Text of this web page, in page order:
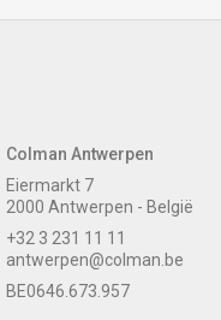
Colman Antwerpen
Eiermarkt 7
2000 Antwerpen - België
+32 3 231 11 11
antwerpen@colman.be
BE0646.673.957